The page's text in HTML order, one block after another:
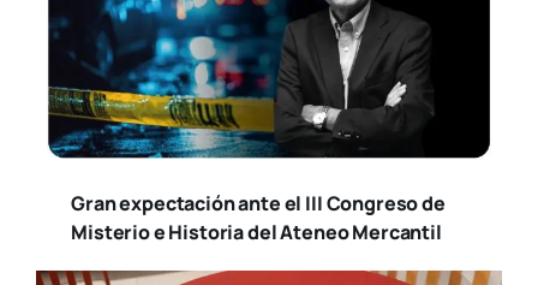
Gran expectación ante el III Congreso de
Misterio e Historia del Ateneo Mercantil